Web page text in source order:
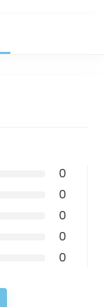
0
0
0
0
0